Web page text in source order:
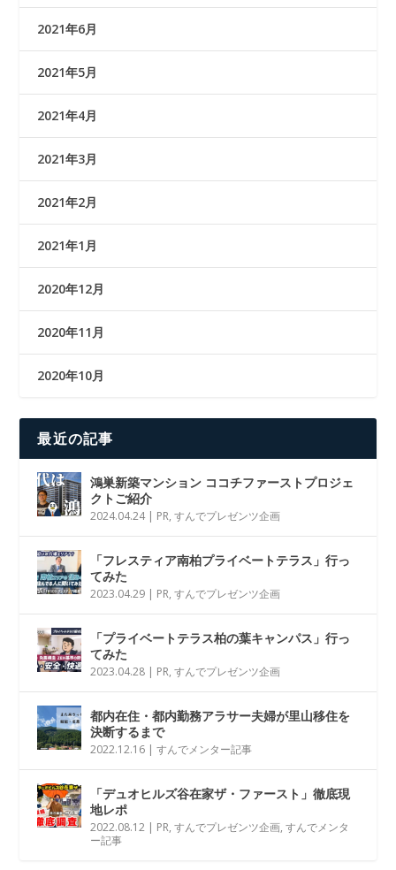
2021年6月
2021年5月
2021年4月
2021年3月
2021年2月
2021年1月
2020年12月
2020年11月
2020年10月
最近の記事
鴻巣新築マンション ココチファーストプロジェ
クトご紹介
2024.04.24| PR,すんでプレゼンツ企画
「フレスティア南柏プライベートテラス」行っ
てみた
2023.04.29 | PR,すんでプレゼンツ企画
「プライベートテラス柏の葉キャンパス」行っ
てみた
2023.04.28 | PR,すんでプレゼンツ企画
都内在住・都内勤務アラサー夫婦が里山移住を
決断するまで
2022.12.16 |すんでメンター記事
「デュオヒルズ谷在家ザ・ファースト」徹底現
地レポ
2022.08.12 | PR,すんでプレゼンツ企画,すんでメンタ
ー記事